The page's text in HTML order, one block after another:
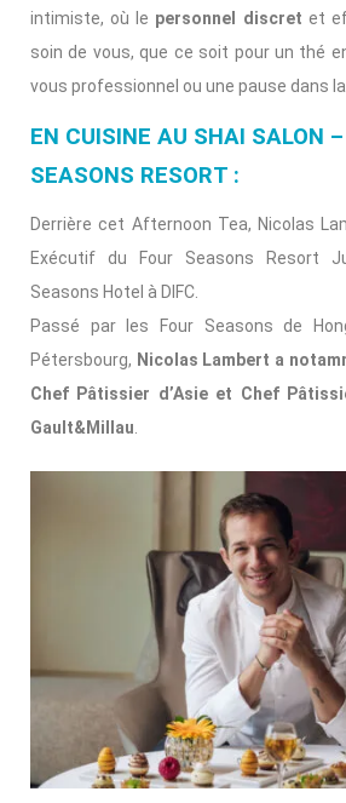
intimiste, où le personnel discret et
soin de vous, que ce soit pour un thé
vous professionnel ou une pause dans la
EN CUISINE AU SHAI SALON –
SEASONS RESORT :
Derrière cet Afternoon Tea, Nicolas
Exécutif du Four Seasons Resort
Seasons Hotel à DIFC.
Passé par les Four Seasons de
Pétersbourg, Nicolas Lambert a
Chef Pâtissier d’Asie et Chef
Gault&Millau